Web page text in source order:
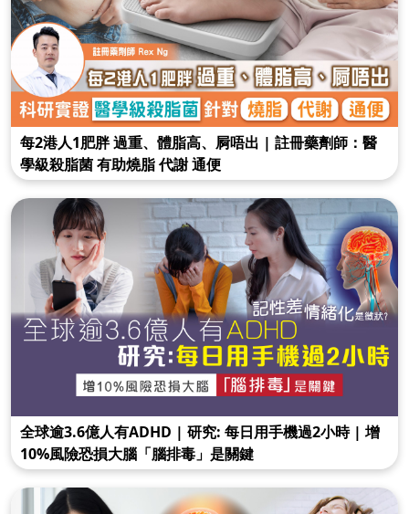
每2港人1肥胖 過重、體脂高、屙唔出 | 註冊藥劑師：醫
學級殺脂菌 有助燒脂 代謝 通便
全球逾3.6億人有ADHD | 研究: 每日用手機過2小時 | 增
10%風險恐損大腦「腦排毒」是關鍵